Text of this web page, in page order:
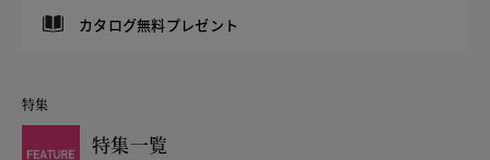
カタログ無料プレゼント
特集
特集一覧